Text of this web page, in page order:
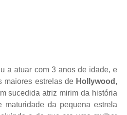
a atuar com 3 anos de idade, e
maiores estrelas de Hollywood ,
sucedida atriz mirim da história
maturidade da pequena estrela